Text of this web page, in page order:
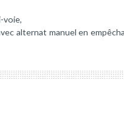
voie,
alternat manuel en